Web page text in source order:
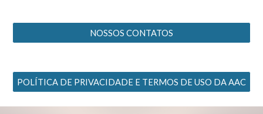
NOSSOS CONTATOS
POLÍTICA DE PRIVACIDADE E TERMOS DE USO DA AAC